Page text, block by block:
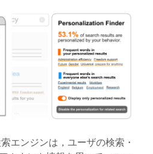
エンジンは，ユーザの検索・